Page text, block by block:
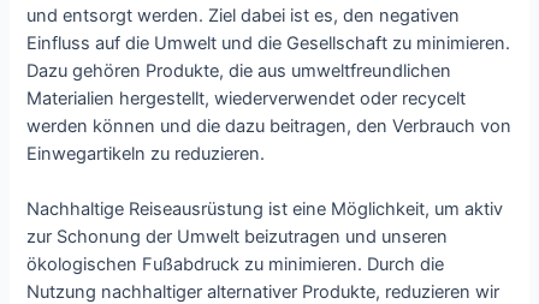
und entsorgt werden. Ziel dabei ist es, den negativen
Einfluss auf die Umwelt und die Gesellschaft zu minimieren.
Dazu gehören Produkte, die aus umweltfreundlichen
Materialien hergestellt, wiederverwendet oder recycelt
werden können und die dazu beitragen, den Verbrauch von
Einwegartikeln zu reduzieren.
Nachhaltige Reiseausrüstung ist eine Möglichkeit, um aktiv
zur Schonung der Umwelt beizutragen und unseren
ökologischen Fußabdruck zu minimieren. Durch die
Nutzung nachhaltiger alternativer Produkte, reduzieren wir